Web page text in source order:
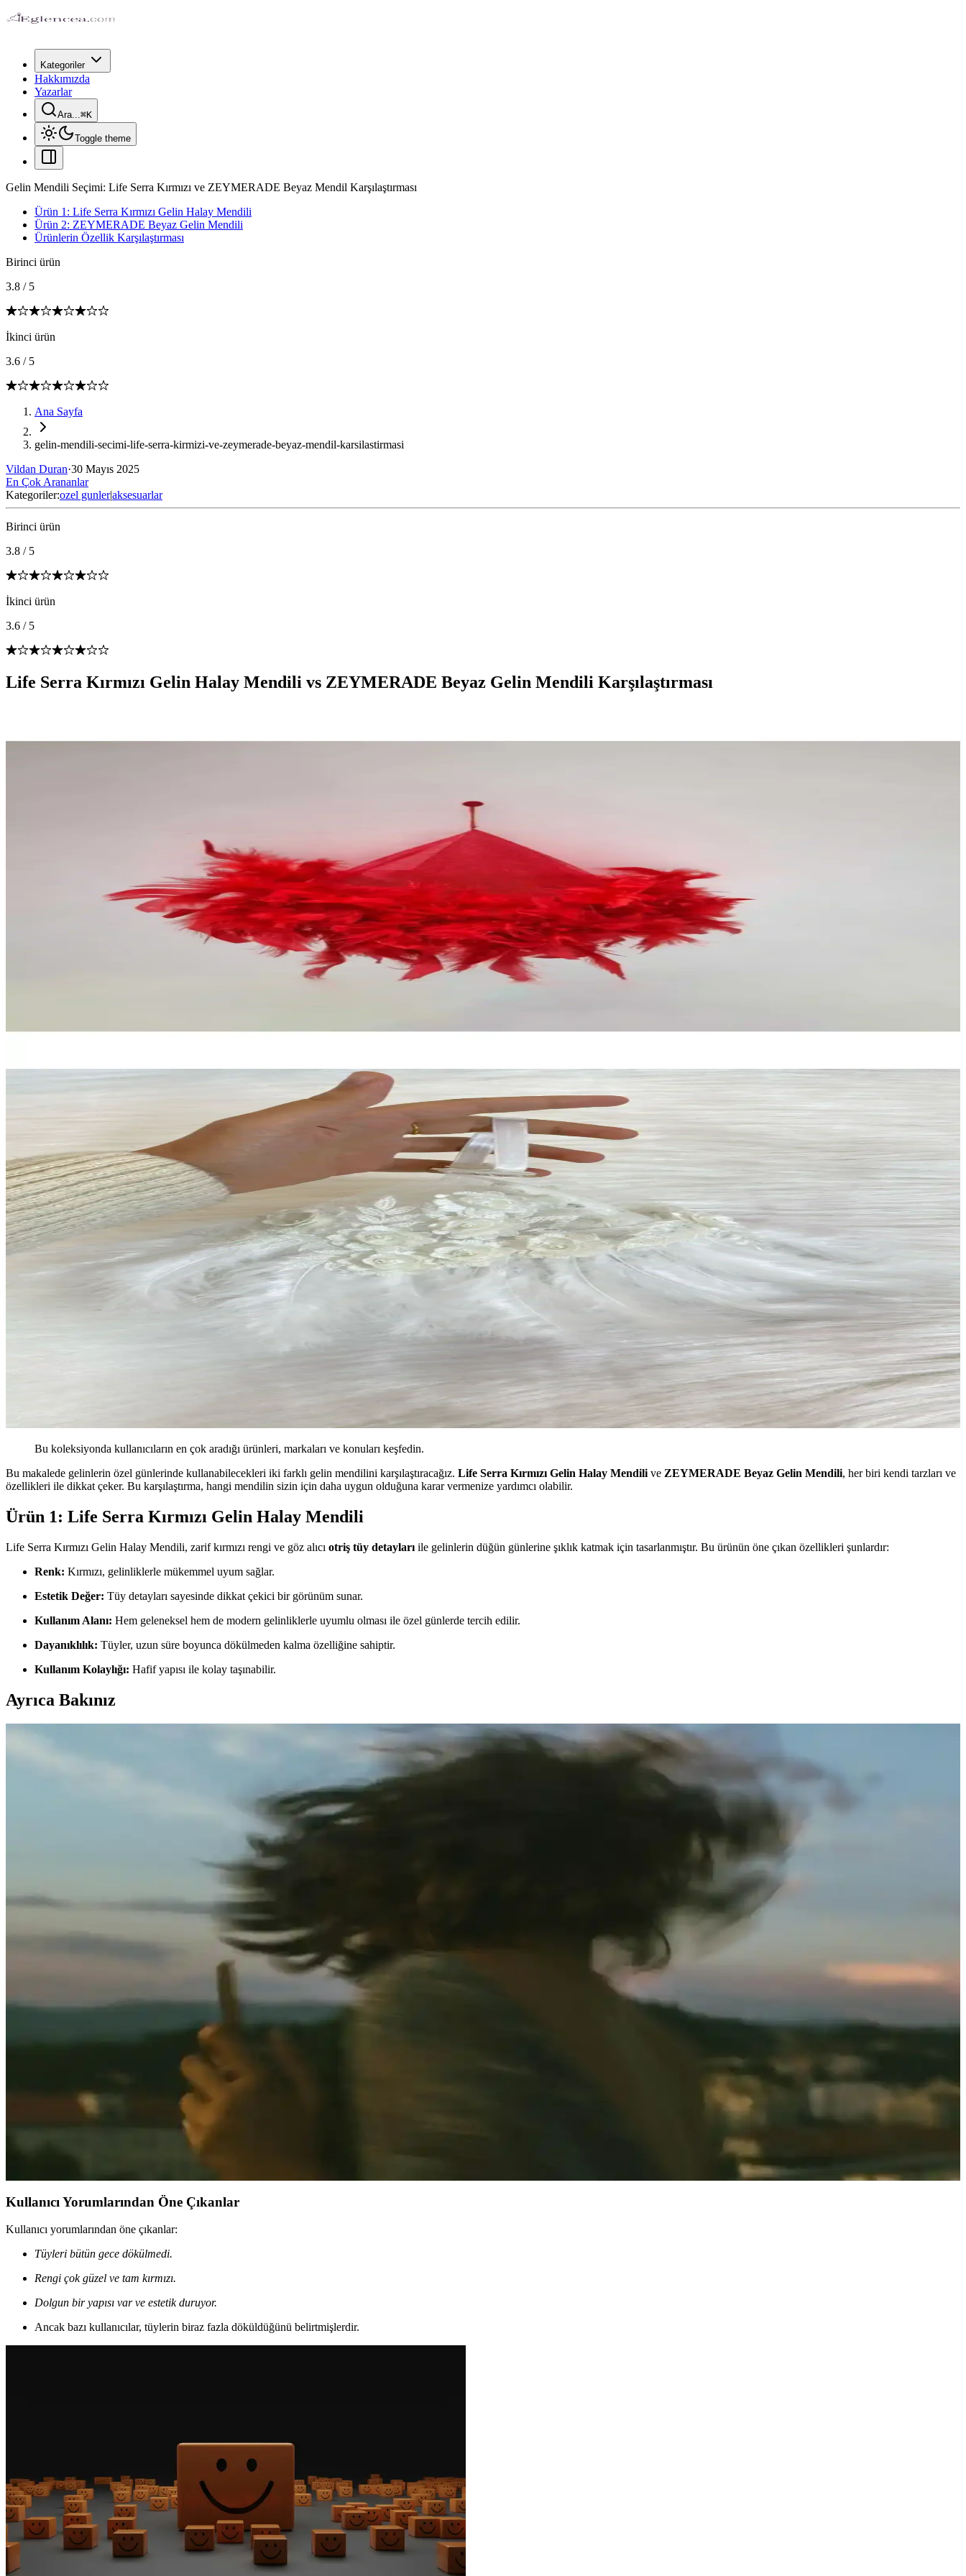
Kategoriler
Hakkımızda
Yazarlar
Ara...⌘K
Toggle theme
Gelin Mendili Seçimi: Life Serra Kırmızı ve ZEYMERADE Beyaz Mendil Karşılaştırması
Ürün 1: Life Serra Kırmızı Gelin Halay Mendili
Ürün 2: ZEYMERADE Beyaz Gelin Mendili
Ürünlerin Özellik Karşılaştırması
Birinci ürün
3.8 / 5
İkinci ürün
3.6 / 5
Ana Sayfa
gelin-mendili-secimi-life-serra-kirmizi-ve-zeymerade-beyaz-mendil-karsilastirmasi
Vildan Duran·30 Mayıs 2025
En Çok Arananlar
Kategoriler:ozel gunler|aksesuarlar
Birinci ürün
3.8 / 5
İkinci ürün
3.6 / 5
Life Serra Kırmızı Gelin Halay Mendili vs ZEYMERADE Beyaz Gelin Mendili Karşılaştırması
Bu koleksiyonda kullanıcıların en çok aradığı ürünleri, markaları ve konuları keşfedin.
Bu makalede gelinlerin özel günlerinde kullanabilecekleri iki farklı gelin mendilini karşılaştıracağız. Life Serra Kırmızı Gelin Halay Mendili ve ZEYMERADE Beyaz Gelin Mendili, her biri kendi tarzları ve
özellikleri ile dikkat çeker. Bu karşılaştırma, hangi mendilin sizin için daha uygun olduğuna karar vermenize yardımcı olabilir.
Ürün 1: Life Serra Kırmızı Gelin Halay Mendili
Life Serra Kırmızı Gelin Halay Mendili, zarif kırmızı rengi ve göz alıcı otriş tüy detayları ile gelinlerin düğün günlerine şıklık katmak için tasarlanmıştır. Bu ürünün öne çıkan özellikleri şunlardır:
Renk: Kırmızı, gelinliklerle mükemmel uyum sağlar.
Estetik Değer: Tüy detayları sayesinde dikkat çekici bir görünüm sunar.
Kullanım Alanı: Hem geleneksel hem de modern gelinliklerle uyumlu olması ile özel günlerde tercih edilir.
Dayanıklılık: Tüyler, uzun süre boyunca dökülmeden kalma özelliğine sahiptir.
Kullanım Kolaylığı: Hafif yapısı ile kolay taşınabilir.
Ayrıca Bakınız
ZEYMERADE Bordo 174 Parça Kına Gecesi Malzemeleri Seti Şık ve Dayanıklı Organizasyonlar İçin
ZEYMERADE'nin 174 parçalık bordo kına seti, yüksek kalite ve şıklık sunar. Dekorasyon, aksesuar ve organizasyon detaylarıyla özel gününüzü kusursuz hale getirir.
ZEYMERADE Lacivert Gelin Duvak Setleri Karşılaştırması ve Seçim Rehberi
ZEYMERADE lacivert gelin duvak setleri arasında karşılaştırma yaparak, ürünlerin özelliklerini ve kullanıcı yorumlarını inceleyin. En uygun seti seçmek için detaylı bilgi edinin.
Çeyizlik Seccade Setleri Karşılaştırması: Lüks ve Sade Tasarımlar Arasındaki Farklar
İki farklı çeyizlik seccade setini detaylı karşılaştırıyoruz. Lüks Kabe desenli ve inci tesbih seti ile sade kadife gelin setinin özellikleri, kullanıcı yorumları ve kullanım avantajları burada.
Nima Çeyiz Hediye Kutusu ve Gelin Küçük Makyaj Sandığı Modern ve Şık Tasarımıyla Öne Çıkıyor
Nima Çeyiz Hediye Kutusu ve Gelin Küçük Makyaj Sandığı, şık tasarımı ve pratik kullanımıyla makyaj malzemelerini düzenli tutar, modern dekorasyonlara uyum sağlar.
Fransız Dantelli Belinda Gelin Seti 7 Parça Krem - Zarif ve Yüksek Kaliteli Çeyiz Ürünü
Belinda Gelin Seti, Fransız danteli ve %100 pamuklu kumaşıyla zarafet ve kaliteyi bir araya getiriyor. 7 parçalık set, uzun ömürlü ve şık tasarımıyla gelinlerin en özel günlerine eşlik eder.
Çeyiz Diyarı Fransız Dantelli Lalezar Gelin Seti: Şık ve Dayanıklı Yatak Takımı Seçenekleri
ADENZ Gelin Makyaj Sandığı Modern Tasarım ve Güvenilirlik ile Şıklık Sunar
ADENZ gelin makyaj sandığı, modern tasarımı ve dayanıklılığıyla gelinlerin ve yakınlarının makyaj malzemelerini düzenli saklaması için ideal, 2 yıl garanti ve şık görünüm sağlar.
Gelin Bohçası Yazıları: Geleneksel Anlamları ve Mevcut Veri Durumunun İncelenmesi
Gelin bohçası yazıları, Türk kültüründe anlamlı sözler ve motiflerle süslenir. Ancak çevrimiçi kaynaklarda bu konuda özgün içerik eksikliği bulunuyor. Detaylı bilgi için kültürel kaynaklara başvurmak önemlidir.
Kullanıcı Yorumlarından Öne Çıkanlar
Kullanıcı yorumlarından öne çıkanlar:
Tüyleri bütün gece dökülmedi.
Rengi çok güzel ve tam kırmızı.
Dolgun bir yapısı var ve estetik duruyor.
Ancak bazı kullanıcılar, tüylerin biraz fazla döküldüğünü belirtmişlerdir.